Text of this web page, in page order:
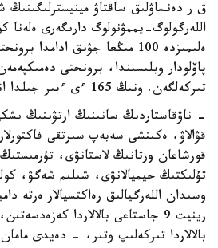
ق ر دەنساۋلىق ساقتاۋ
اللەرگولوگ-يممۋنولوگ دارىگەرى ەلەنا
ەلىمىزدە 100 مىڭعا جۋىق
تىركەلگەن. ونىڭ 165 ءى ءبىر جىلدا انىقتالدى.
- ناۋقاستاردىڭ سانىنىڭ ارتۋىنىڭ
قۋالاۋ، ەكىنشى سەبەپ سىرتقى
قورشاعان ورتانىڭ لاستانۋى،
تۇلىكتىڭ حيميالانۋى، شىلىم شەگۋ،
وسىدان اللەرگيالىق رەاكتسيالار ەرتە
بالالاردا تىركەلىپ وتىر، - دەيدى